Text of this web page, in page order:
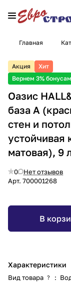
Главная
Акция
Хит
Вернем 3%
Оазис
база A
стен и
устойчивая
матовая), 9
0
Нет отзывов
Арт. 700001268
В
Характеристики
Вид товара ? :